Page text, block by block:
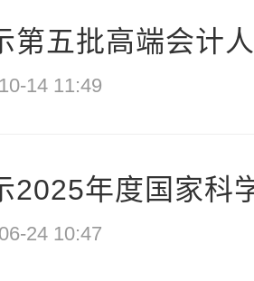
第五批高端会计
14 11:49
2025年度国家科
24 10:47